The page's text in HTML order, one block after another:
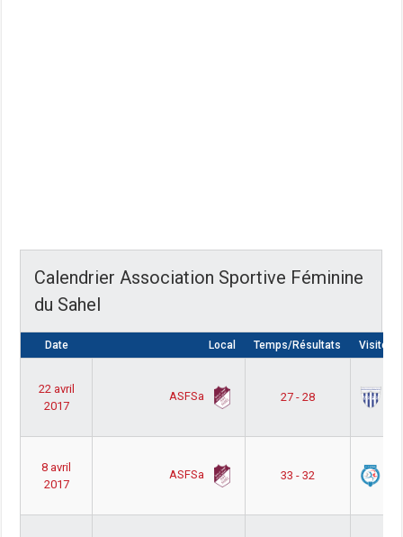
Calendrier Association Sportive Féminine
du Sahel
Date Local Temps/Résultats Visiteur
22 avril
2017
ASFSa 27 - 28
8 avril
2017
ASFSa 33 - 32